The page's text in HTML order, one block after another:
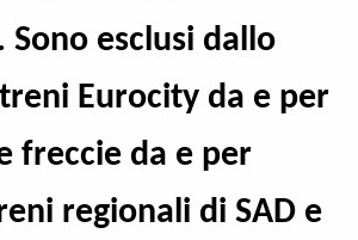
Sono esclusi dallo
Eurocity da e per
freccie da e per
regionali di SAD e